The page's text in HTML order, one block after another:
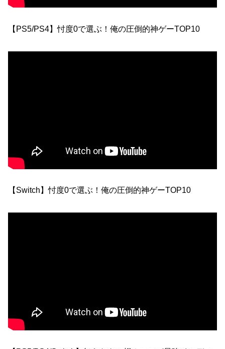
【PS5/PS4】忖度0で選ぶ！俺の圧倒的神ゲーTOP10
【Switch】忖度0で選ぶ！俺の圧倒的神ゲーTOP10